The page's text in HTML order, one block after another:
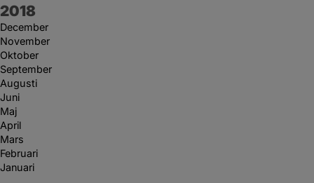
År:
2018
December
November
Oktober
September
Augusti
Juni
Maj
April
Mars
Februari
Januari